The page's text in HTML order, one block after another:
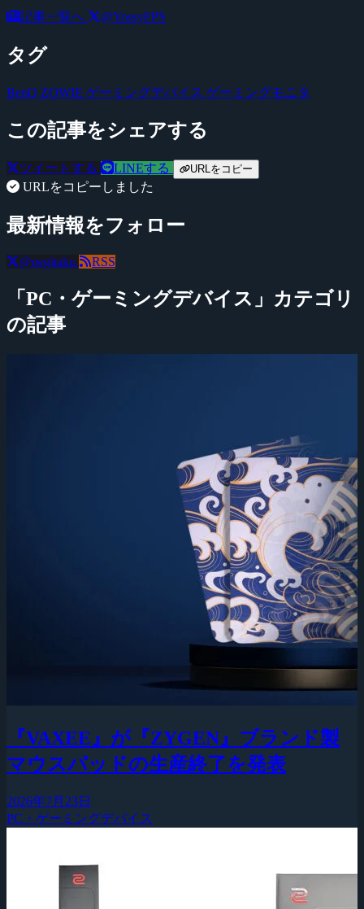
記事一覧へ @YossyFPS
タグ
BenQ ZOWIE ゲーミングデバイス ゲーミングモニタ
この記事をシェアする
ツイートする LINEする URLをコピー
URLをコピーしました
最新情報をフォロー
@negitaku RSS
「PC・ゲーミングデバイス」カテゴリ
の記事
『VAXEE』が『ZYGEN』ブランド製
マウスパッドの生産終了を発表
2026年7月23日
PC・ゲーミングデバイス